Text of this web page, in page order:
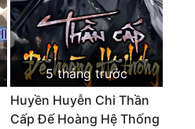
5 tháng trước
Huyền Huyễn Chi Thần
Cấp Đế Hoàng Hệ Thống